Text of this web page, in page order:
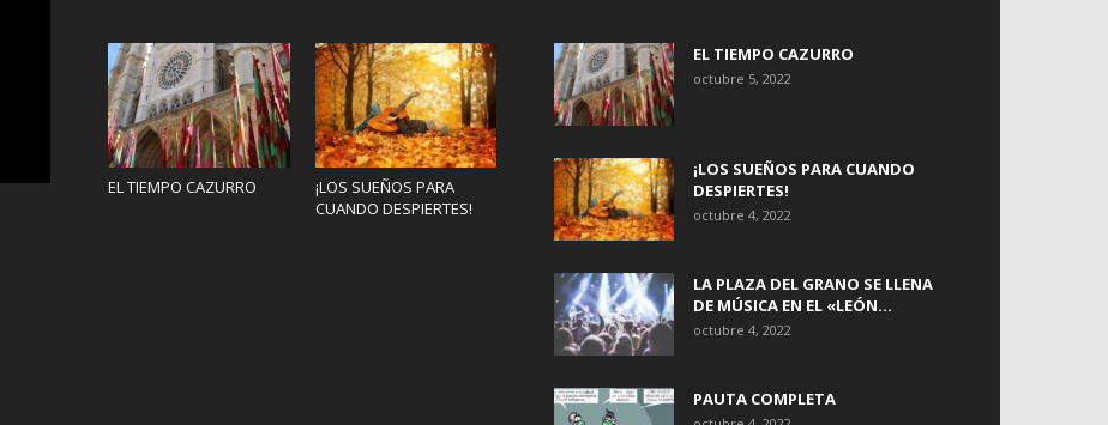
EL TIEMPO CAZURRO
¡LOS SUEÑOS PARA
CUANDO DESPIERTES!
EL TIEMPO CAZURRO
octubre 5, 2022
¡LOS SUEÑOS PARA CUANDO
DESPIERTES!
octubre 4, 2022
LA PLAZA DEL GRANO SE LLENA
DE MÚSICA EN EL «LEÓN...
octubre 4, 2022
PAUTA COMPLETA